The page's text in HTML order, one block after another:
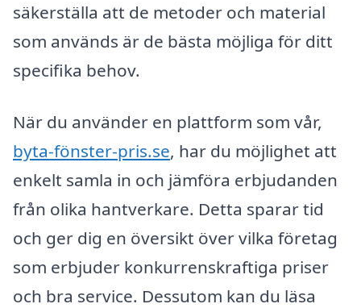
säkerställa att de metoder och material
som används är de bästa möjliga för ditt
specifika behov.
När du använder en plattform som vår,
byta-fönster-pris.se, har du möjlighet att
enkelt samla in och jämföra erbjudanden
från olika hantverkare. Detta sparar tid
och ger dig en översikt över vilka företag
som erbjuder konkurrenskraftiga priser
och bra service. Dessutom kan du läsa